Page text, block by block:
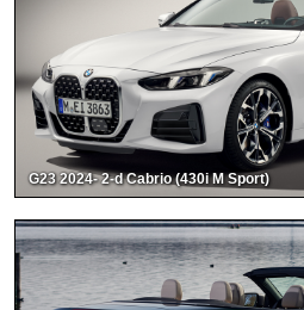
G23 2024- 2-d Cabrio (430i M Sport)